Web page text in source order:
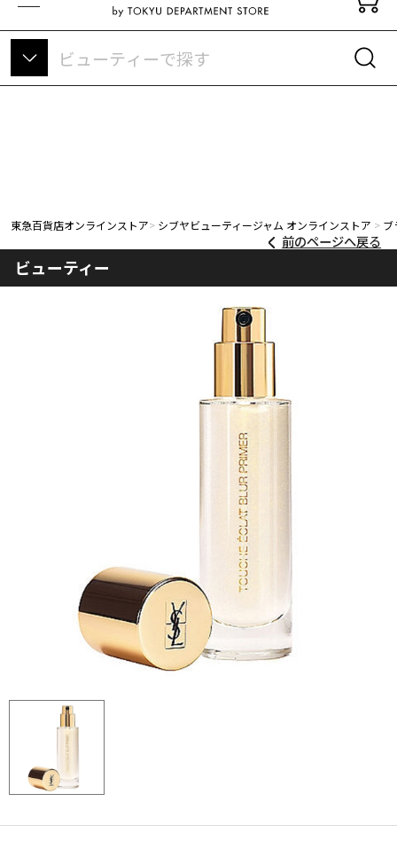
東急百貨店オンラインストアについて
東急百貨店オンラインストア シブヤビューティージャム オンラインストア ブ
前のページへ戻る
ビューティー